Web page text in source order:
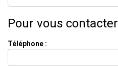
Pour vous contacter
Téléphone :